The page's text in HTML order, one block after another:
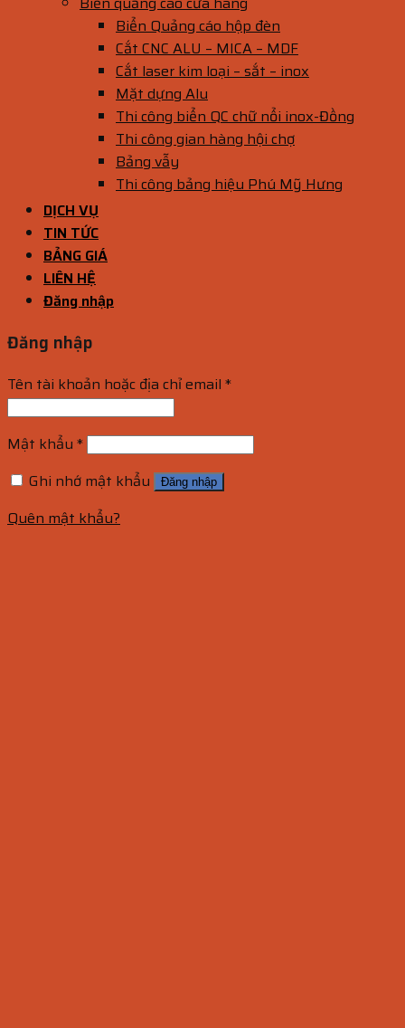
Biển Quảng cáo hộp đèn
Cắt CNC ALU – MICA – MDF
Cắt laser kim loại – sắt – inox
Mặt dựng Alu
Thi công biển QC chữ nổi inox-Đồng
Thi công gian hàng hội chợ
Bảng vẫy
Thi công bảng hiệu Phú Mỹ Hưng
DỊCH VỤ
TIN TỨC
BẢNG GIÁ
LIÊN HỆ
Đăng nhập
Đăng nhập
Tên tài khoản hoặc địa chỉ email *
Mật khẩu *
Ghi nhớ mật khẩu
Đăng nhập
Quên mật khẩu?